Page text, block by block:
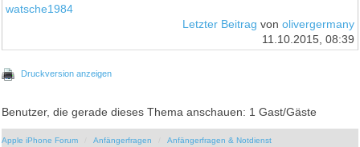
watsche1984
Letzter Beitrag von olivergermany
11.10.2015, 08:39
Druckversion anzeigen
Benutzer, die gerade dieses Thema anschauen: 1 Gast/Gäste
Apple iPhone Forum Anfängerfragen Anfängerfragen & Notdienst